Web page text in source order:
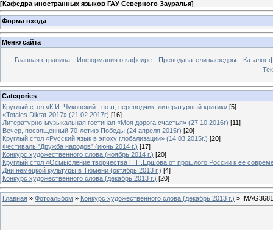
[Кафедра иностранных языков ГАУ Северного Зауралья]
Форма входа
Меню сайта
Главная страница Информация о кафедре Преподаватели кафедры
Каталог
Categories
Круглый стол «К.И. Чуковский –поэт, переводчик, литературный критик» [5]
«Totales Diktat-2017» (21.02.2017г) [16]
Литературно-музыкальная гостиная «Моя дорога счастья» (27.10.2016г) [11]
Вечер, посвященный 70-летию Победы (24 апреля 2015г) [20]
Круглый стол «Русский язык в эпоху глобализации» (14.03.2015г.) [20]
Фестиваль "Дружба народов" (июнь 2014 г.) [17]
Конкурс художественного слова (ноябрь 2014 г.) [20]
Круглый стол «Осмысление творчества П.П.Ершова:от прошлого России к ее
Дни немецкой культуры в Тюмени (октябрь 2013 г.) [4]
Конкурс художественного слова (декабрь 2013 г.) [20]
Главная » Фотоальбом » Конкурс художественного слова (декабрь 2013 г.) » IMAG3681